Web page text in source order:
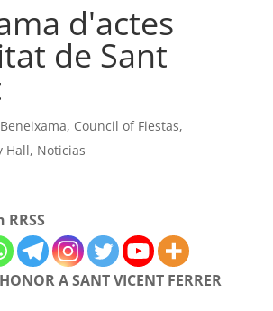
d'actes
de Sant
Beneixama, Council of Fiestas,
Hall, Noticias
A SANT VICENT FERRER